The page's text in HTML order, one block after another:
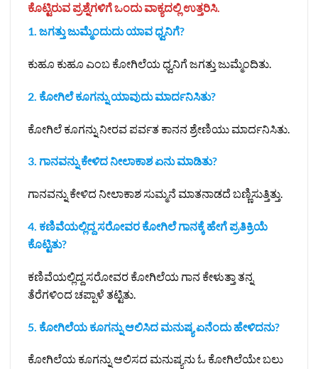
ಕೊಟ್ಟಿರುವ ಪ್ರಶ್ನೆಗಳಿಗೆ ಒಂದು ವಾಕ್ಯದಲ್ಲಿ ಉತ್ತರಿಸಿ.
1. ಜಗತ್ತು ಜುಮ್ಮೆಂದುದು ಯಾವ ಧ್ವನಿಗೆ?
ಕುಹೂ ಕುಹೂ ಎಂಬ ಕೋಗಿಲೆಯ ಧ್ವನಿಗೆ ಜಗತ್ತು ಜುಮ್ಮೆಂದಿತು.
2. ಕೋಗಿಲೆ ಕೂಗನ್ನು ಯಾವುದು ಮಾರ್ದನಿಸಿತು?
ಕೋಗಿಲೆ ಕೂಗನ್ನು ನೀರವ ಪರ್ವತ ಕಾನನ ಶ್ರೇಣಿಯು ಮಾರ್ದನಿಸಿತು.
3. ಗಾನವನ್ನು ಕೇಳಿದ ನೀಲಾಕಾಶ ಏನು ಮಾಡಿತು?
ಗಾನವನ್ನು ಕೇಳಿದ ನೀಲಾಕಾಶ ಸುಮ್ಮನೆ ಮಾತನಾಡದೆ ಬಣ್ಣಿಸುತ್ತಿತ್ತು.
4. ಕಣಿವೆಯಲ್ಲಿದ್ದ ಸರೋವರ ಕೋಗಿಲೆ ಗಾನಕ್ಕೆ ಹೇಗೆ ಪ್ರತಿಕ್ರಿಯೆ
ಕೊಟ್ಟಿತು?
ಕಣಿವೆಯಲ್ಲಿದ್ದ ಸರೋವರ ಕೋಗಿಲೆಯ ಗಾನ ಕೇಳುತ್ತಾ ತನ್ನ
ತೆರೆಗಳಿಂದ ಚಪ್ಪಾಳೆ ತಟ್ಟಿತು.
5. ಕೋಗಿಲೆಯ ಕೂಗನ್ನು ಆಲಿಸಿದ ಮನುಷ್ಯ ಏನೆಂದು ಹೇಳಿದನು?
ಕೋಗಿಲೆಯ ಕೂಗನ್ನು ಆಲಿಸದ ಮನುಷ್ಯನು ಓ ಕೋಗಿಲೆಯೇ ಬಲು